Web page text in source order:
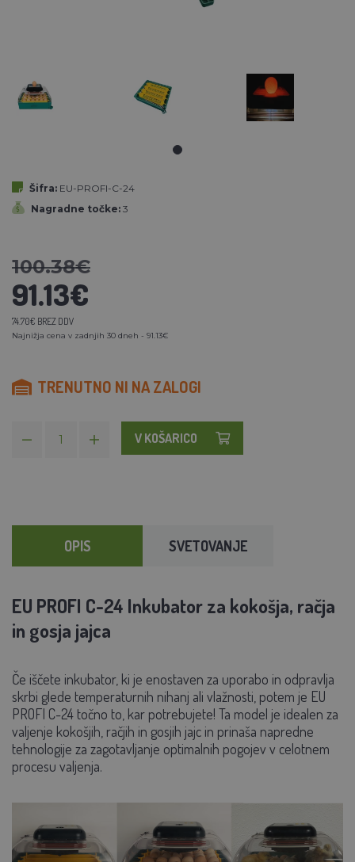
Šifra: EU-PROFI-C-24
Nagradne točke: 3
100.38€
91.13€
74.70€ BREZ DDV
Najnižja cena v zadnjih 30 dneh - 91.13€
TRENUTNO NI NA ZALOGI
V KOŠARICO
OPIS SVETOVANJE
EU PROFI C-24 Inkubator za kokošja, račja
in gosja jajca
Če iščete inkubator, ki je enostaven za uporabo in odpravlja
skrbi glede temperaturnih nihanj ali vlažnosti, potem je EU
PROFI C-24 točno to, kar potrebujete! Ta model je idealen za
valjenje kokošjih, račjih in gosjih jajc in prinaša napredne
tehnologije za zagotavljanje optimalnih pogojev v celotnem
procesu valjenja.